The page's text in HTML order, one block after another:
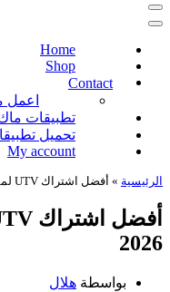
Home
Shop
Contact
اعمل
تطبيقات
تحميل
My account
الرئيسية » أفضل اشتراك UTV لمشاهدة كأس العالم 2026
2026
بواسطة هلال